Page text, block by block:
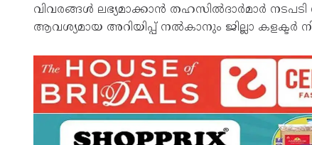
വിവരങ്ങൾ ലഭ്യമാക്കാൻ തഹസിൽദാർമാർ
ആവശ്യമായ അറിയിപ്പ് നൽകാനും ജില്ലാ കളക്ടർ